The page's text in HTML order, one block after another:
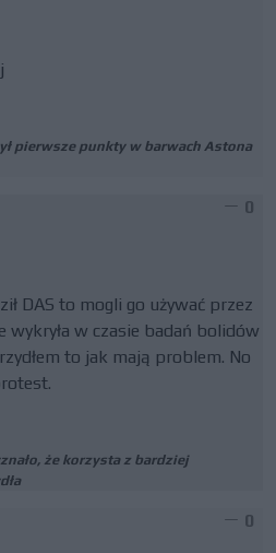
pierwsze punkty w barwach Astona
0
DAS to mogli go używać przez
wykryła w czasie badań bolidów
to jak mają problem. No
że korzysta z bardziej
0